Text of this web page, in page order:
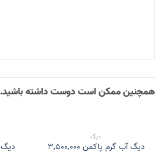
همچنین ممکن است دوست داشته
دیگ
دیگ آب گرم پاکمن 3,500,000